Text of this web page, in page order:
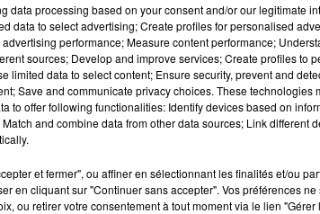
data processing based on your consent and/or our legitimate
data to select advertising; Create profiles for personalised
performance; Measure content performance;
sources; Develop and improve services; Create profiles to
limited data to select content; Ensure security, prevent and
Save and communicate privacy choices. These technologies
to offer following functionalities: Identify devices based on
and combine data from other data sources; Link different
et fermer", ou affiner en sélectionnant les finalités et/ou
en cliquant sur "Continuer sans accepter". Vos préférences
ou retirer votre consentement à tout moment via le lien